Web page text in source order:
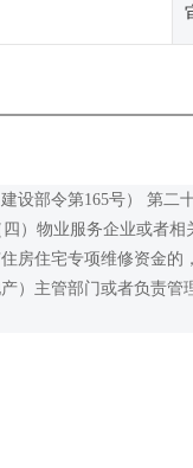
设部令第165号） 第
）物业服务企业或者
房住宅专项维修资金
）主管部门或者负责